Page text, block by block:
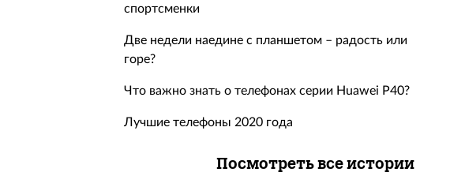
спортсменки
Две недели наедине с планшетом – радость или
горе?
Что важно знать о телефонах серии Huawei P40?
Лучшие телефоны 2020 года
Посмотреть все истории